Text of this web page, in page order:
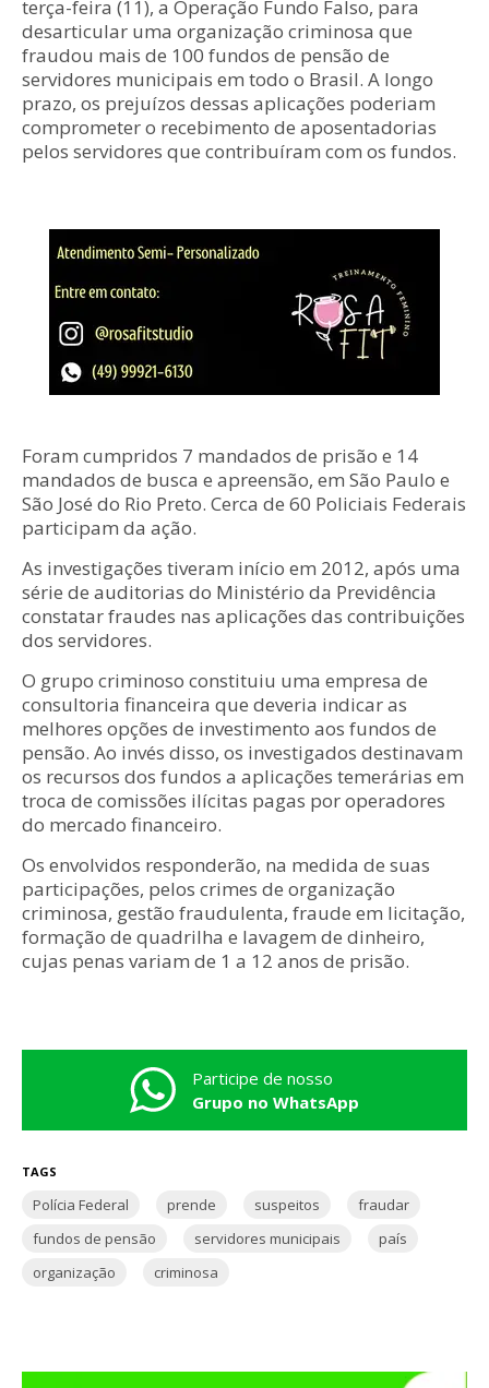
terça-feira (11), a Operação Fundo Falso, para
desarticular uma organização criminosa que
fraudou mais de 100 fundos de pensão de
servidores municipais em todo o Brasil. A longo
prazo, os prejuízos dessas aplicações poderiam
comprometer o recebimento de aposentadorias
pelos servidores que contribuíram com os fundos.
Foram cumpridos 7 mandados de prisão e 14
mandados de busca e apreensão, em São Paulo e
São José do Rio Preto. Cerca de 60 Policiais Federais
participam da ação.
As investigações tiveram início em 2012, após uma
série de auditorias do Ministério da Previdência
constatar fraudes nas aplicações das contribuições
dos servidores.
O grupo criminoso constituiu uma empresa de
consultoria financeira que deveria indicar as
melhores opções de investimento aos fundos de
pensão. Ao invés disso, os investigados destinavam
os recursos dos fundos a aplicações temerárias em
troca de comissões ilícitas pagas por operadores
do mercado financeiro.
Os envolvidos responderão, na medida de suas
participações, pelos crimes de organização
criminosa, gestão fraudulenta, fraude em licitação,
formação de quadrilha e lavagem de dinheiro,
cujas penas variam de 1 a 12 anos de prisão.
Participe de nosso
Grupo no WhatsApp
TAGS
Polícia Federal prende suspeitos
fraudar
fundos de pensão
servidores municipais
país
organização
criminosa